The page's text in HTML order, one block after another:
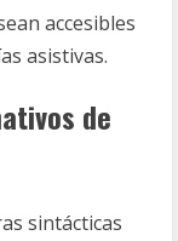
accesibles
asistivas.
de
sintácticas